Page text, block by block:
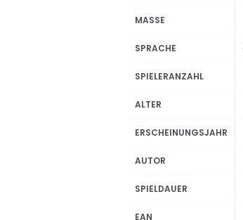
MASSE
SPRACHE
SPIELERANZAHL
ALTER
ERSCHEINUNGSJAHR
AUTOR
SPIELDAUER
EAN